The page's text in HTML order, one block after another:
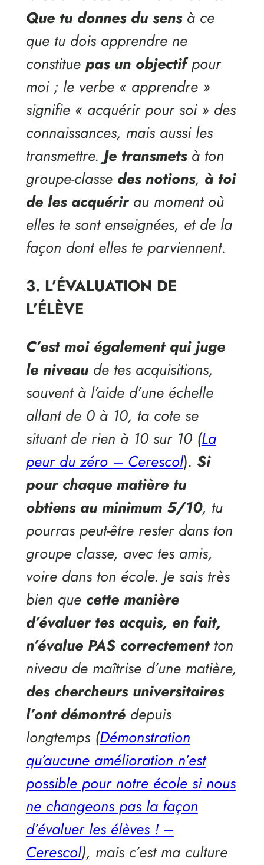
Que tu donnes du sensà ce
que tu dois apprendre ne
constitue pas un objectifpour
moi ; le verbe « apprendre »
signifie « acquérir pour soi » des
connaissances, mais aussi les
transmettre.Je transmetsà ton
groupe-classe des notions, à toi
de les acquérirau moment où
elles te sont enseignées, et de la
façon dont elles te parviennent.
3. L’ÉVALUATION DE
L’ÉLÈVE
C’est moi également qui juge
le niveaude tes acquisitions,
souvent à l’aide d’une échelle
allant de 0 à 10, ta cote se
situant de rien à 10 sur 10 (La
peur du zéro – Cerescol). Si
pour chaque matière tu
obtiens au minimum 5/10, tu
pourras peut-être rester dans ton
groupe classe, avec tes amis,
voire dans ton école. Je sais très
bien que cette manière
d’évaluer tes acquis, en fait,
n’évalue PAS correctementton
niveau de maîtrise d’une matière,
des chercheurs universitaires
l’ont démontrédepuis
longtemps (Démonstration
qu’aucune amélioration n’est
possible pour notre école si nous
ne changeons pas la façon
d’évaluer les élèves ! –
Cerescol), mais c’est ma culture